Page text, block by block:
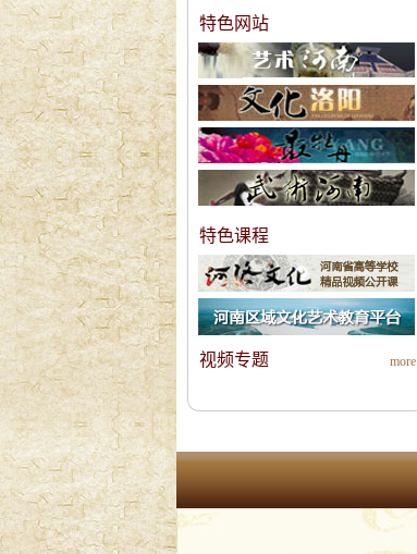
特色网站
特色课程
more
视频专题